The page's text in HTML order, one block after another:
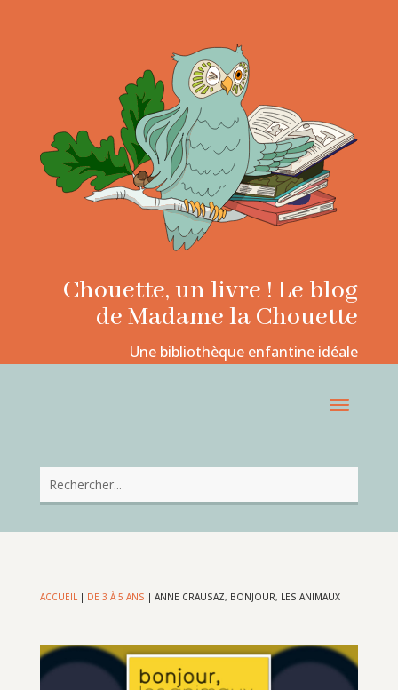
Chouette, un livre ! Le blog
de Madame la Chouette
Une bibliothèque enfantine idéale
ACCUEIL| DE 3 À 5 ANS | ANNE CRAUSAZ, BONJOUR, LES ANIMAUX